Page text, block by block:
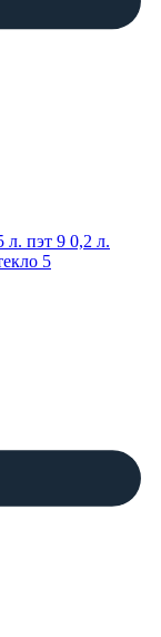
л. пэт 9 0,2 л.
5